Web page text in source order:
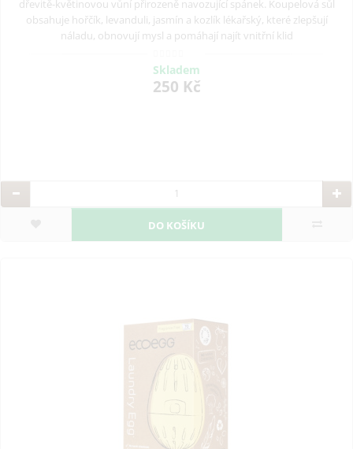
dřevitě-květinovou vůní přirozeně navozující spánek. Koupelová sůl
obsahuje hořčík, levanduli, jasmín a kozlík lékařský, které zlepšují
náladu, obnovují mysl a pomáhají najít vnitřní klid
Skladem
250 Kč
DO KOŠÍKU